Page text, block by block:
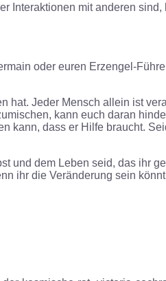
Interaktionen mit anderen
oder euren Erzengel-
hat. Jeder Mensch allein ist
kann euch daran
kann, dass er Hilfe braucht.
und dem Leben seid, das ihr
ihr die Veränderung sein